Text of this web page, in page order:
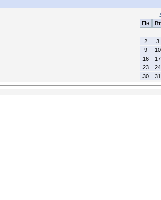
Пн
Вт
2
3
9
10
16
17
23
24
30
31